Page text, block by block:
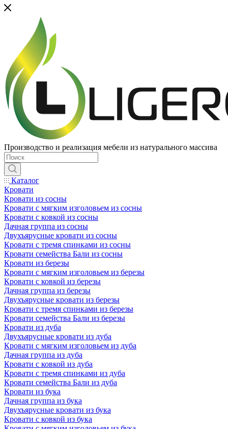
Производство и реализация мебели из натурального массива
Каталог
Кровати
Кровати из сосны
Кровати с мягким изголовьем из сосны
Кровати с ковкой из сосны
Дачная группа из сосны
Двухъярусные кровати из сосны
Кровати с тремя спинками из сосны
Кровати семейства Бали из сосны
Кровати из березы
Кровати с мягким изголовьем из березы
Кровати с ковкой из березы
Дачная группа из березы
Двухъярусные кровати из березы
Кровати с тремя спинками из березы
Кровати семейства Бали из березы
Кровати из дуба
Двухъярусные кровати из дуба
Кровати с мягким изголовьем из дуба
Дачная группа из дуба
Кровати с ковкой из дуба
Кровати с тремя спинками из дуба
Кровати семейства Бали из дуба
Кровати из бука
Дачная группа из бука
Двухъярусные кровати из бука
Кровати с ковкой из бука